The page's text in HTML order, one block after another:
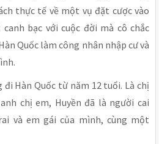
thực tế về một vụ đặt cược vào
bạc với cuộc đời mà cô chắc
Quốc làm công nhân nhập cư và
Hàn Quốc từ năm 12 tuổi. Là chị
chị em, Huyền đã là người cai
và em gái của mình, cùng một